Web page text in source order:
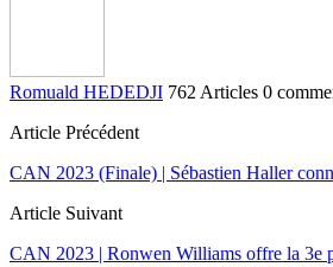
Romuald HEDEDJI 762 Articles 0
Article Précédent
CAN 2023 (Finale) | Sébastien Haller
Article Suivant
CAN 2023 | Ronwen Williams offre la 3e